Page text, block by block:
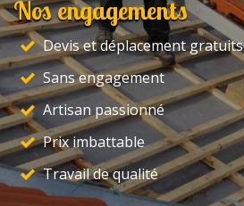
Nos engagements
Devis et déplacement gratuits
Sans engagement
Artisan passionné
Prix imbattable
Travail de qualité